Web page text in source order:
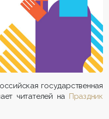
государственная
читателей на Праздник